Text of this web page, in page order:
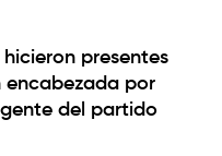
presentes
por
del partido